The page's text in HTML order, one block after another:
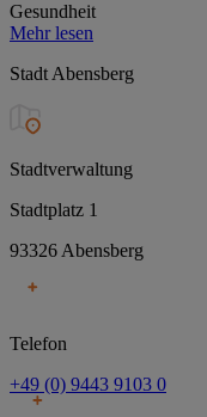
Gesundheit
Mehr lesen
Stadt Abensberg
Stadtverwaltung
Stadtplatz 1
93326 Abensberg
Telefon
+49 (0) 9443 9103 0